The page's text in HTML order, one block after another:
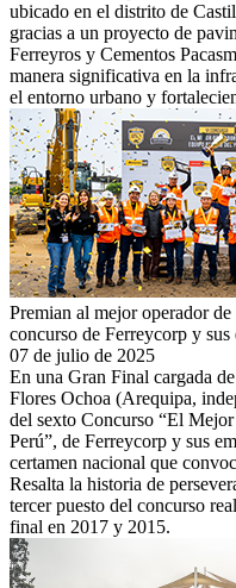
ubicado en el distrito de
gracias a un proyecto de
Ferreyros y Cementos
manera significativa en la
el entorno urbano y
Premian al mejor operador
concurso de Ferreycorp y sus
07 de julio de 2025
En una Gran Final cargada
Flores Ochoa (Arequipa,
del sexto Concurso “El
Perú”, de Ferreycorp y sus
certamen nacional que
Resalta la historia de
tercer puesto del concurso
final en 2017 y 2015.